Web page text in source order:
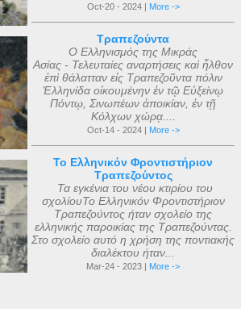
Oct-20 - 2024 | More ->
Τραπεζούντα
Ο Ελληνισμός της Μικράς
Ασίας - Τελευταίες αναρτήσεις καὶ ἦλθον
ἐπὶ θάλατταν εἰς Τραπεζοῦντα πόλιν
Ἑλληνίδα οἰκουμένην ἐν τῷ Εὐξείνῳ
Πόντῳ, Σινωπέων ἀποικίαν, ἐν τῇ
Κόλχων χώρᾳ....
Oct-14 - 2024 | More ->
Το Ελληνικόν Φροντιστήριον
Τραπεζούντος
Τα εγκένια του νέου κτιρίου του
σχολίουΤο Ελληνικόν Φροντιστήριον
Τραπεζούντος ήταν σχολείο της
ελληνικής παροικίας της Τραπεζούντας.
Στο σχολείο αυτό η χρήση της ποντιακής
διαλέκτου ήταν...
Mar-24 - 2023 | More ->